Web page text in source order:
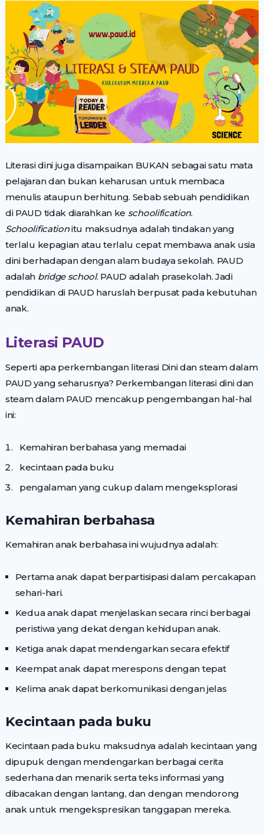
Literasi dini juga disampaikan BUKAN sebagai satu mata
pelajaran dan bukan keharusan untuk membaca
menulis ataupun berhitung. Sebab sebuah pendidikan
di PAUD tidak diarahkan ke schoolification.
Schoolificationitu maksudnya adalah tindakan yang
terlalu kepagian atau terlalu cepat membawa anak usia
dini berhadapan dengan alam budaya sekolah. PAUD
adalah bridge school. PAUD adalah prasekolah. Jadi
pendidikan di PAUD haruslah berpusat pada kebutuhan
anak.
Literasi PAUD
Seperti apa perkembangan literasi Dini dan steam dalam
PAUD yang seharusnya? Perkembangan literasi dini dan
steam dalam PAUD mencakup pengembangan hal-hal
ini:
Kemahiran berbahasa yang memadai
kecintaan pada buku
pengalaman yang cukup dalam mengeksplorasi
Kemahiran berbahasa
Kemahiran anak berbahasa ini wujudnya adalah:
Pertama anak dapat berpartisipasi dalam percakapan
sehari-hari.
Kedua anak dapat menjelaskan secara rinci berbagai
peristiwa yang dekat dengan kehidupan anak.
Ketiga anak dapat mendengarkan secara efektif
Keempat anak dapat merespons dengan tepat
Kelima anak dapat berkomunikasi dengan jelas
Kecintaan pada buku
Kecintaan pada buku maksudnya adalah kecintaan yang
dipupuk dengan mendengarkan berbagai cerita
sederhana dan menarik serta teks informasi yang
dibacakan dengan lantang, dan dengan mendorong
anak untuk mengekspresikan tanggapan mereka.